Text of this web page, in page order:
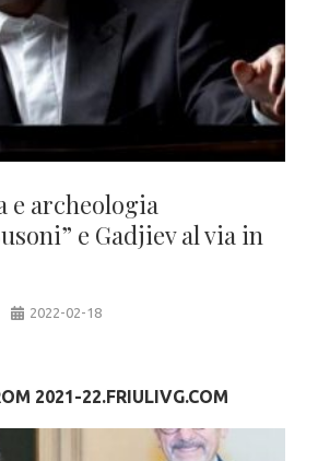
e archeologia
e Gadjiev al via in
2022-02-18
2021-22.FRIULIVG.COM